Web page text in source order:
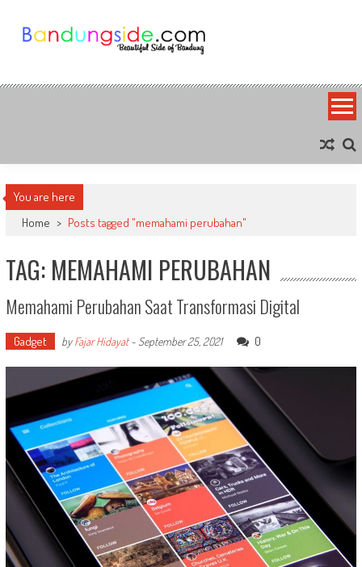
content
Bandung Side
You are here
Home > Posts tagged "memahami perubahan"
TAG: MEMAHAMI PERUBAHAN
Memahami Perubahan Saat Transformasi Digital
Gadget byFajar Hidayat- September 25, 2021 0